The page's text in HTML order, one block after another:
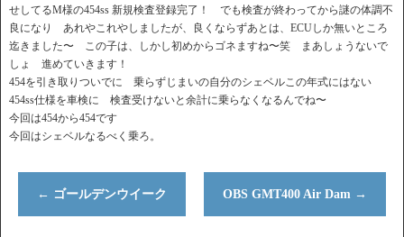
せしてるM様の454ss 新規検査登録完了！ でも検査が終わってから謎の体調不
良になり あれやこれやしましたが、良くならずあとは、ECUしか無いところ
迄きました〜 この子は、しかし初めからゴネますね〜笑 まあしょうないで
しょ 進めていきます！
454を引き取りついでに 乗らずじまいの自分のシェベルこの年式にはない
454ss仕様を車検に 検査受けないと余計に乗らなくなるんでね〜
今回は454から454です
今回はシェベルなるべく乗ろ。
← ゴールデンウイーク OBS GMT400 Air Dam →